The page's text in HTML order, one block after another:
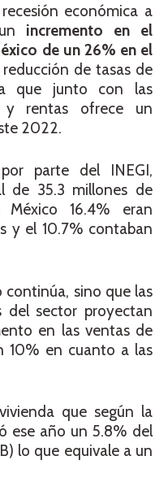
económica a
incremento en el
de un 26% en el
de tasas de
que junto con las
y rentas ofrece un
2022.
parte del INEGI,
de 35.3 millones de
México 16.4% eran
y el 10.7% contaban
sino que las
del sector proyectan
en las ventas de
10% en cuanto a las
que según la
ese año un 5.8% del
lo que equivale a un